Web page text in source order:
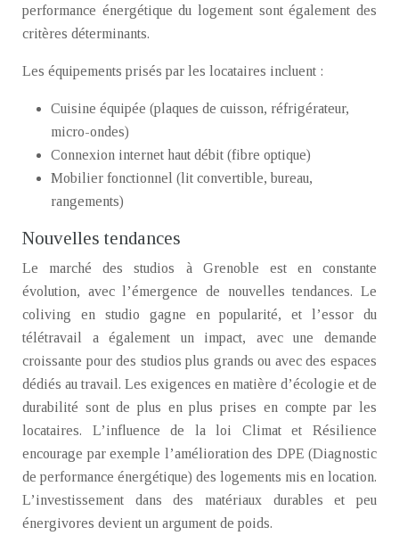
performance énergétique du logement sont également des
critères déterminants.
Les équipements prisés par les locataires incluent :
Cuisine équipée (plaques de cuisson, réfrigérateur,
micro-ondes)
Connexion internet haut débit (fibre optique)
Mobilier fonctionnel (lit convertible, bureau,
rangements)
Nouvelles tendances
Le marché des studios à Grenoble est en constante
évolution, avec l’émergence de nouvelles tendances. Le
coliving en studio gagne en popularité, et l’essor du
télétravail a également un impact, avec une demande
croissante pour des studios plus grands ou avec des espaces
dédiés au travail. Les exigences en matière d’écologie et de
durabilité sont de plus en plus prises en compte par les
locataires. L’influence de la loi Climat et Résilience
encourage par exemple l’amélioration des DPE (Diagnostic
de performance énergétique) des logements mis en location.
L’investissement dans des matériaux durables et peu
énergivores devient un argument de poids.